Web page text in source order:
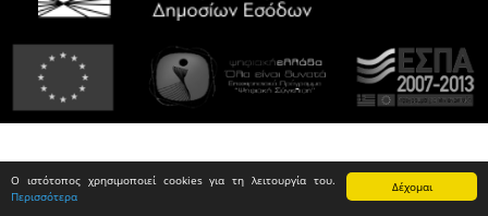
Δέχομαι
Ο ιστότοπος χρησιμοποιεί cookies για τη λειτουργία του.
Περισσότερα